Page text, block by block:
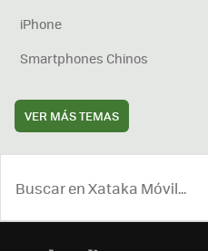
iPhone
Smartphones Chinos
VER MÁS TEMAS